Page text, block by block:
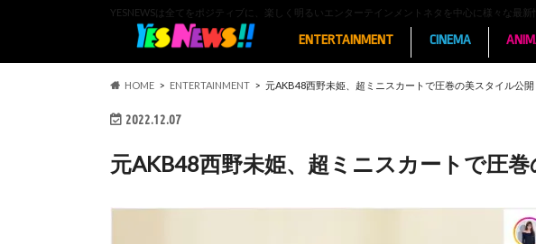
YESNEWSは全てをポジティブに、楽しく明るいエンターテインメントネタを中心に様々な最
ENTERTAINMENT CINEMA
HOME ENTERTAINMENT 元AKB48西野未姫、超ミニスカートで圧巻の美スタイル公開
2022.12.07
元AKB48西野未姫、超ミニスカートで圧巻